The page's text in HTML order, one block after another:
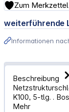
Zum
weiterführende
Informationen
Beschreibung
K100, 5-tlg. .
Mehr